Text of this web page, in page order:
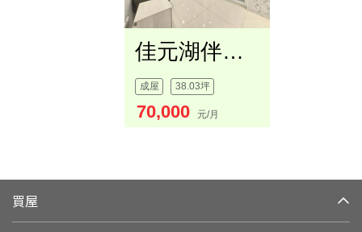
佳元湖伴三房車位
成屋 38.03坪
70,000 元/月
買屋